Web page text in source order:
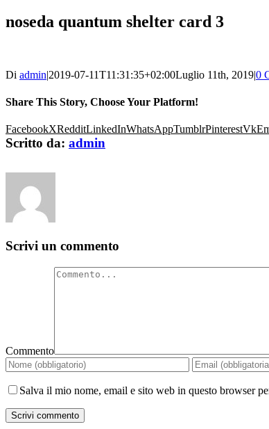
noseda quantum shelter card 3
Di admin|2019-07-11T11:31:35+02:00Luglio 11th, 2019|0
Share This Story, Choose Your Platform!
FacebookXRedditLinkedInWhatsAppTumblrPinterestVk
Scritto da: admin
Scrivi un commento
Commento
Salva il mio nome, email e sito web in questo browser